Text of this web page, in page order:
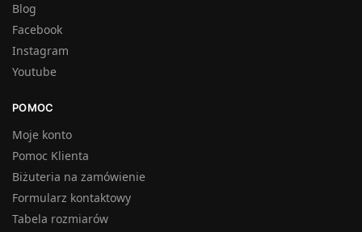
Blog
Facebook
Instagram
Youtube
POMOC
Moje konto
Pomoc Klienta
Biżuteria na zamówienie
Formularz kontaktowy
Tabela rozmiarów